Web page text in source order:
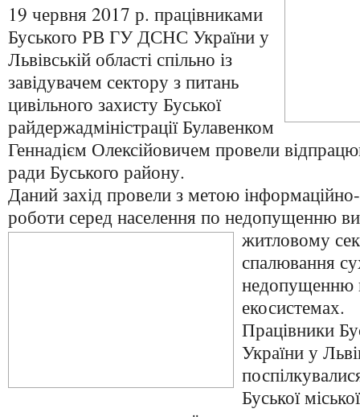
19 червня 2017 р. працівниками
Буського РВ ГУ ДСНС України у
Львівській області спільно із
завідувачем сектору з питань
цивільного захисту Буської
райдержадміністрації Булавенком
Геннадієм Олексійовичем провели
ради Буського району.
Даний захід провели з метою
роботи серед населення по недопущенню
житловому
спалювання
недопущенню
екосистемах.
Працівники
України у
Буської